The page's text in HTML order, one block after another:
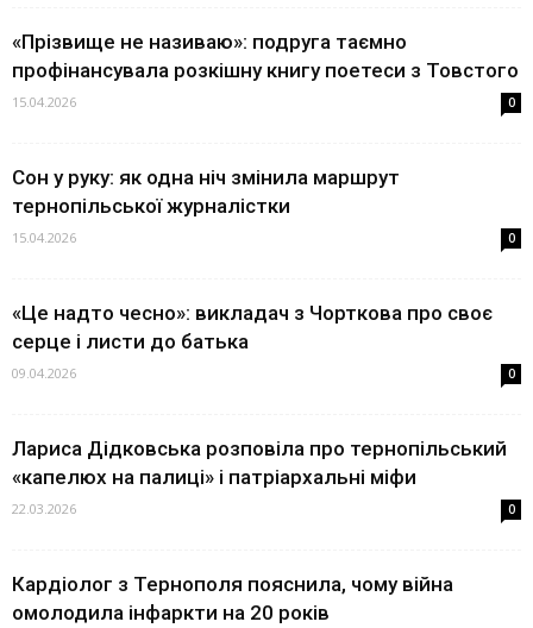
«Прізвище не називаю»: подруга таємно
профінансувала розкішну книгу поетеси з Товстого
15.04.2026 0
Сон у руку: як одна ніч змінила маршрут
тернопільської журналістки
15.04.2026 0
«Це надто чесно»: викладач з Чорткова про своє
серце і листи до батька
09.04.2026 0
Лариса Дідковська розповіла про тернопільський
«капелюх на палиці» і патріархальні міфи
22.03.2026 0
Кардіолог з Тернополя пояснила, чому війна
омолодила інфаркти на 20 років